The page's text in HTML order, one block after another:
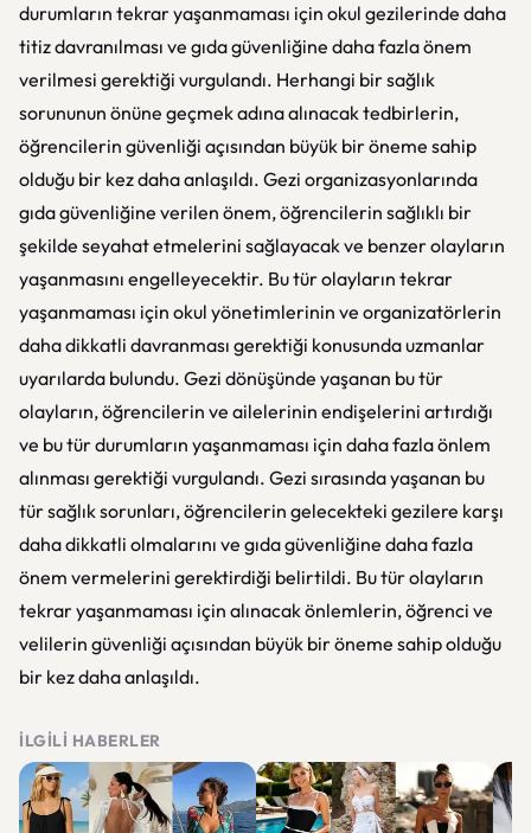
durumların tekrar yaşanmaması için okul gezilerinde daha
titiz davranılması ve gıda güvenliğine daha fazla önem
verilmesi gerektiği vurgulandı. Herhangi bir sağlık
sorununun önüne geçmek adına alınacak tedbirlerin,
öğrencilerin güvenliği açısından büyük bir öneme sahip
olduğu bir kez daha anlaşıldı. Gezi organizasyonlarında
gıda güvenliğine verilen önem, öğrencilerin sağlıklı bir
şekilde seyahat etmelerini sağlayacak ve benzer olayların
yaşanmasını engelleyecektir. Bu tür olayların tekrar
yaşanmaması için okul yönetimlerinin ve organizatörlerin
daha dikkatli davranması gerektiği konusunda uzmanlar
uyarılarda bulundu. Gezi dönüşünde yaşanan bu tür
olayların, öğrencilerin ve ailelerinin endişelerini artırdığı
ve bu tür durumların yaşanmaması için daha fazla önlem
alınması gerektiği vurgulandı. Gezi sırasında yaşanan bu
tür sağlık sorunları, öğrencilerin gelecekteki gezilere karşı
daha dikkatli olmalarını ve gıda güvenliğine daha fazla
önem vermelerini gerektirdiği belirtildi. Bu tür olayların
tekrar yaşanmaması için alınacak önlemlerin, öğrenci ve
velilerin güvenliği açısından büyük bir öneme sahip olduğu
bir kez daha anlaşıldı.
İLGILI HABERLER